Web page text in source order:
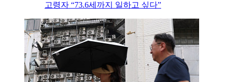
고령자 “73.6세까지 일하고 싶다”